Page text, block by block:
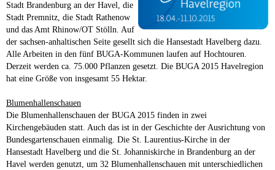
Stadt Brandenburg an der Havel, die
Stadt Premnitz, die Stadt Rathenow
und das Amt Rhinow/OT Stölln. Auf
der sachsen-anhaltischen Seite gesellt sich die Hansestadt Havelberg dazu.
Alle Arbeiten in den fünf BUGA-Kommunen laufen auf Hochtouren.
Derzeit werden ca. 75.000 Pflanzen gesetzt. Die BUGA 2015 Havelregion
hat eine Größe von insgesamt 55 Hektar.
Blumenhallenschauen
Die Blumenhallenschauen der BUGA 2015 finden in zwei
Kirchengebäuden statt. Auch das ist in der Geschichte der Ausrichtung von
Bundesgartenschauen einmalig. Die St. Laurentius-Kirche in der
Hansestadt Havelberg und die St. Johanniskirche in Brandenburg an der
Havel werden genutzt, um 32 Blumenhallenschauen mit unterschiedlichen